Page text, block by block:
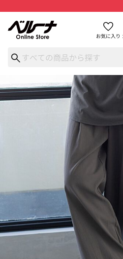
お気に入り